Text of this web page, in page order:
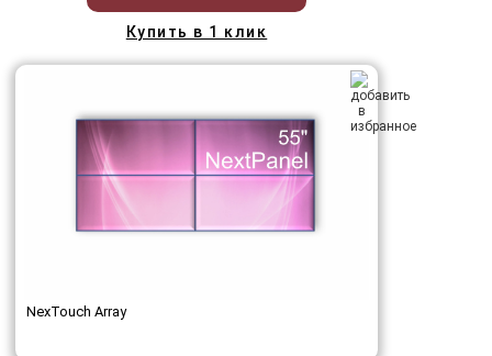
Купить в 1 клик
NexTouch Array